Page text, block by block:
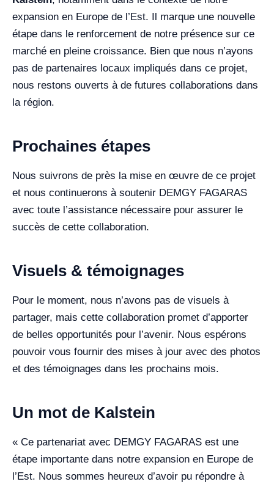
expansion en Europe de l’Est. Il marque une nouvelle
étape dans le renforcement de notre présence sur ce
marché en pleine croissance. Bien que nous n’ayons
pas de partenaires locaux impliqués dans ce projet,
nous restons ouverts à de futures collaborations dans
la région.
Prochaines étapes
Nous suivrons de près la mise en œuvre de ce projet
et nous continuerons à soutenir DEMGY FAGARAS
avec toute l’assistance nécessaire pour assurer le
succès de cette collaboration.
Visuels & témoignages
Pour le moment, nous n’avons pas de visuels à
partager, mais cette collaboration promet d’apporter
de belles opportunités pour l’avenir. Nous espérons
pouvoir vous fournir des mises à jour avec des photos
et des témoignages dans les prochains mois.
Un mot de Kalstein
« Ce partenariat avec DEMGY FAGARAS est une
étape importante dans notre expansion en Europe de
l’Est. Nous sommes heureux d’avoir pu répondre à